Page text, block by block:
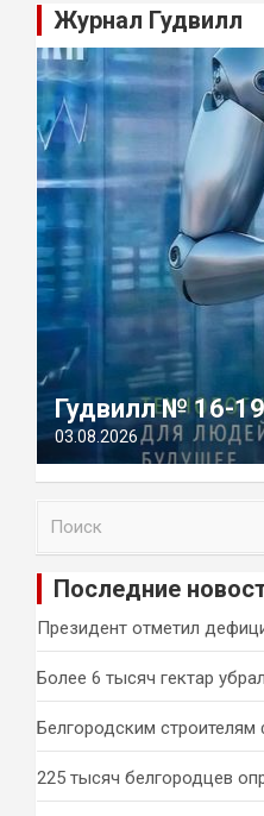
Журнал Гудвилл
Гудвилл № 16-
03.08.2026
и
Последние
Президент отметил
Более 6 тысяч гектар
Белгородским
225 тысяч белгородцев